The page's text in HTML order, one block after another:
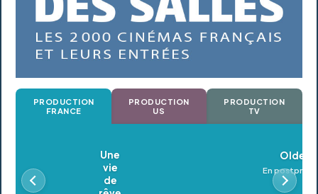
PRODUCTION
FRANCE
PRODUCTION
US
PRODUCTION
TV
Oldeupe
En postproduction